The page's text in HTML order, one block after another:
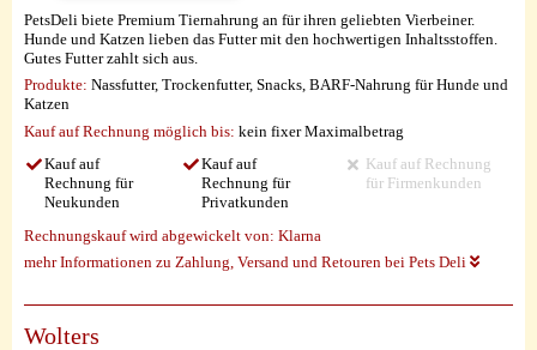
PetsDeli biete Premium Tiernahrung an für ihren geliebten Vierbeiner.
Hunde und Katzen lieben das Futter mit den hochwertigen Inhaltsstoffen.
Gutes Futter zahlt sich aus.
Produkte: Nassfutter, Trockenfutter, Snacks, BARF-Nahrung für Hunde und
Katzen
Kauf auf Rechnung möglich bis: kein fixer Maximalbetrag
Kauf auf
Rechnung für
Neukunden
Kauf auf
Rechnung für
Privatkunden
Kauf auf Rechnung
für Firmenkunden
Rechnungskauf wird abgewickelt von: Klarna
mehr Informationen zu Zahlung, Versand und Retouren bei Pets Deli
Wolters